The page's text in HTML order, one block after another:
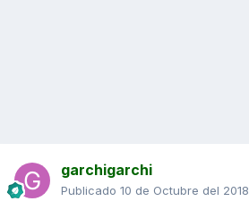
garchigarchi
Publicado 10 de Octubre del 2018